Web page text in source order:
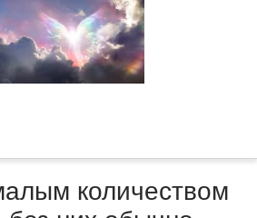
количеством